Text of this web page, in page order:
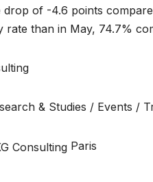
drop of -4.6 points
rate than in May, 74.7%
& Studies / Events /
Paris